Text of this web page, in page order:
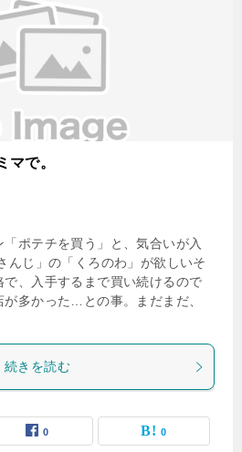
マで。
ポテチを買う」と、気合いが入
じ」の「くろのわ」が欲しいそ
、入手するまで買い続けるので
が多かった…との事。まだまだ、
続きを読む
0 0